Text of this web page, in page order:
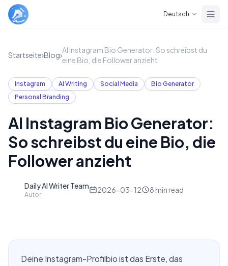
Deutsch
Startseite›Blog›
AI Instagram Bio Generator: So schreibst du
eine Bio, die Follower anzieht
Instagram AI Writing Social Media
Bio Generator
Personal Branding
AI Instagram Bio Generator:
So schreibst du eine Bio, die
Follower anzieht
Daily AI Writer Team
Autor
2026-03-12 8 min read
Deine Instagram-Profilbio ist das Erste, das